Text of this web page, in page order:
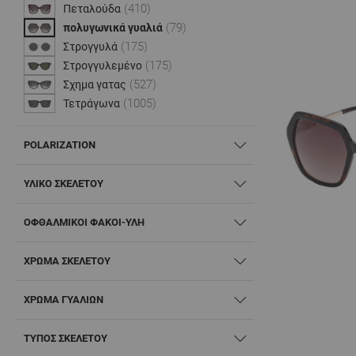
Πεταλούδα (410)
πολυγωνικά γυαλιά (79)
Στρογγυλά (175)
Στρογγυλεμένο (175)
Σχημα γατας (527)
Τετράγωνα (1005)
POLARIZATION
ΥΛΙΚΌ ΣΚΕΛΕΤΟΎ
ΟΦΘΑΛΜΙΚΟΊ ΦΑΚΟΊ-ΎΛΗ
ΧΡΏΜΑ ΣΚΕΛΕΤΟΎ
ΧΡΏΜΑ ΓΥΑΛΙΏΝ
ΤΎΠΟΣ ΣΚΕΛΕΤΟΎ